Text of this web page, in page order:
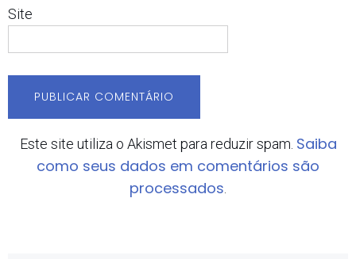
Site
Este site utiliza o Akismet para reduzir spam. Saiba
como seus dados em comentários são
processados.